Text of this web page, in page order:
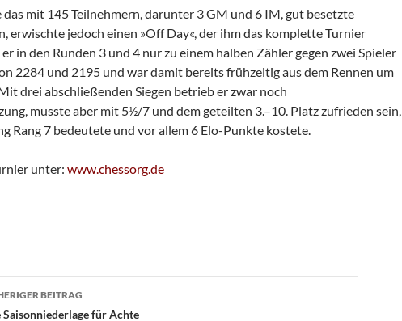
mit 145 Teilnehmern, darunter 3 GM und 6 IM, gut besetzte
erwischte jedoch einen »Off Day«, der ihm das komplette Turnier
in den Runden 3 und 4 nur zu einem halben Zähler gegen zwei Spieler
2284 und 2195 und war damit bereits frühzeitig aus dem Rennen um
drei abschließenden Siegen betrieb er zwar noch
musste aber mit 5½/7 und dem geteilten 3.–10. Platz zufrieden sein,
Rang 7 bedeutete und vor allem 6 Elo-Punkte kostete.
unter: www.chessorg.de
BEITRAG
Saisonniederlage für Achte